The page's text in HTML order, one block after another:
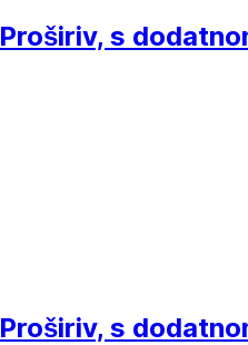
Proširiv, s
Proširiv, s